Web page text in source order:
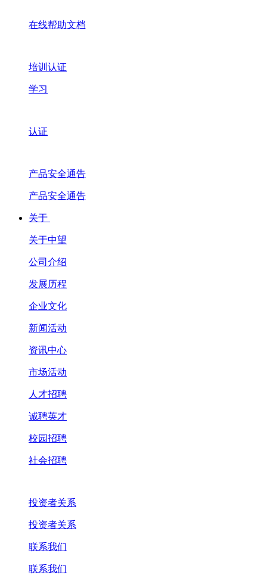
在线帮助文档
培训认证
学习
认证
产品安全通告
产品安全通告
关于
关于中望
公司介绍
发展历程
企业文化
新闻活动
资讯中心
市场活动
人才招聘
诚聘英才
校园招聘
社会招聘
投资者关系
投资者关系
联系我们
联系我们